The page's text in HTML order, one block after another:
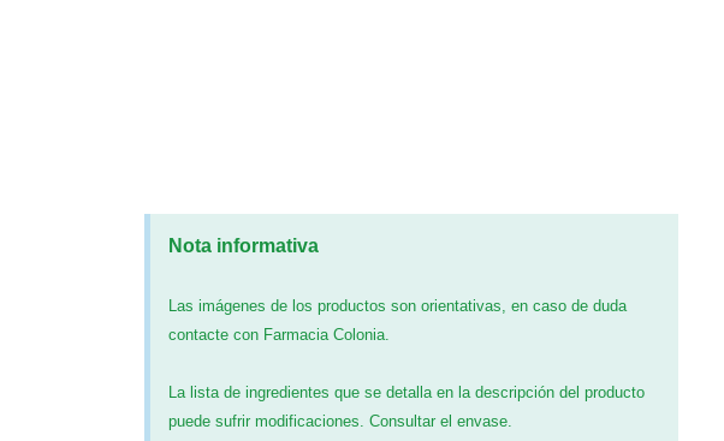
Nota informativa
Las imágenes de los productos son orientativas, en caso de duda
contacte con Farmacia Colonia.
La lista de ingredientes que se detalla en la descripción del producto
puede sufrir modificaciones. Consultar el envase.